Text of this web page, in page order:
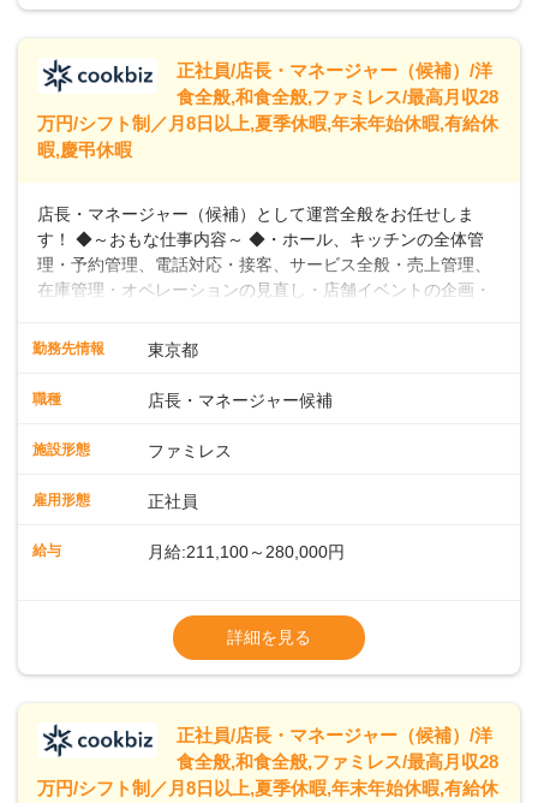
います。
給245,800円～②エリア社員 ：月給
正社員/店長・マネージャー（候補）/洋
食全般,和食全般,ファミレス/最高月収28
万円/シフト制／月8日以上,夏季休暇,年末年始休暇,有給休
暇,慶弔休暇
店長・マネージャー（候補）として運営全般をお任せしま
す！ ◆～おもな仕事内容～ ◆・ホール、キッチンの全体管
理・予約管理、電話対応・接客、サービス全般・売上管理、
在庫管理・オペレーションの見直し・店舗イベントの企画・
入社後はスキルに合わせた業務からお任せしますので、徐々
向上を目指すDX推進～ ◆すかいらーくのレストランでは、
スタッフの働きやすさをサポートしています。配膳ロボット
や歩行数が約40%も削減されました！また、配膳ロボットに
なDX（デジタルトランスフォーメーション）の取り組みを進
います。私たちは、多様な働き方を提供し、ライフステージ
に合わせた柔軟な勤務時間や働きやすい環境を整えていま
います。
勤務先情報 東京都
職種 店長・マネージャー候補
施設形態 ファミレス
雇用形態 正社員
給与 月給:211,100～280,000円
※残業代全額支給
※経験に応じて応相談①ナショナル社員：月
給245,800円～②エリア社員 ：月給
詳細を見る
正社員/店長・マネージャー（候補）/洋
食全般,和食全般,ファミレス/最高月収28
万円/シフト制／月8日以上,夏季休暇,年末年始休暇,有給休